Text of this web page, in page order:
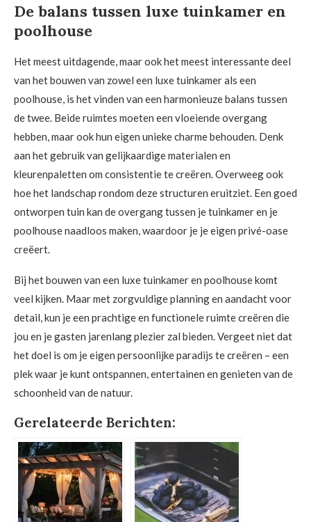
De balans tussen luxe tuinkamer en
poolhouse
Het meest uitdagende, maar ook het meest interessante deel
van het bouwen van zowel een luxe tuinkamer als een
poolhouse, is het vinden van een harmonieuze balans tussen
de twee. Beide ruimtes moeten een vloeiende overgang
hebben, maar ook hun eigen unieke charme behouden. Denk
aan het gebruik van gelijkaardige materialen en
kleurenpaletten om consistentie te creëren. Overweeg ook
hoe het landschap rondom deze structuren eruitziet. Een goed
ontworpen tuin kan de overgang tussen je tuinkamer en je
poolhouse naadloos maken, waardoor je je eigen privé-oase
creëert.
Bij het bouwen van een luxe tuinkamer en poolhouse komt
veel kijken. Maar met zorgvuldige planning en aandacht voor
detail, kun je een prachtige en functionele ruimte creëren die
jou en je gasten jarenlang plezier zal bieden. Vergeet niet dat
het doel is om je eigen persoonlijke paradijs te creëren – een
plek waar je kunt ontspannen, entertainen en genieten van de
schoonheid van de natuur.
Gerelateerde Berichten: